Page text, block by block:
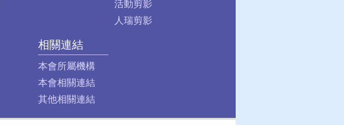
活動剪影
人瑞剪影
相關連結
本會所屬機構
本會相關連結
其他相關連結